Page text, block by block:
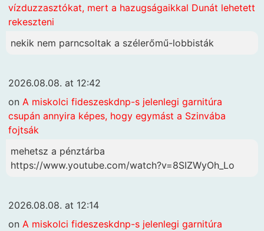
vízduzzasztókat, mert a hazugságaikkal Dunát lehetett
rekeszteni
nekik nem parncsoltak a szélerőmű-lobbisták
2026.08.08. at 12:42
on A miskolci fideszeskdnp-s jelenlegi garnitúra
csupán annyira képes, hogy egymást a Szinvába
fojtsák
mehetsz a pénztárba
https://www.youtube.com/watch?v=8SIZWyOh_Lo
2026.08.08. at 12:14
on A miskolci fideszeskdnp-s jelenlegi garnitúra